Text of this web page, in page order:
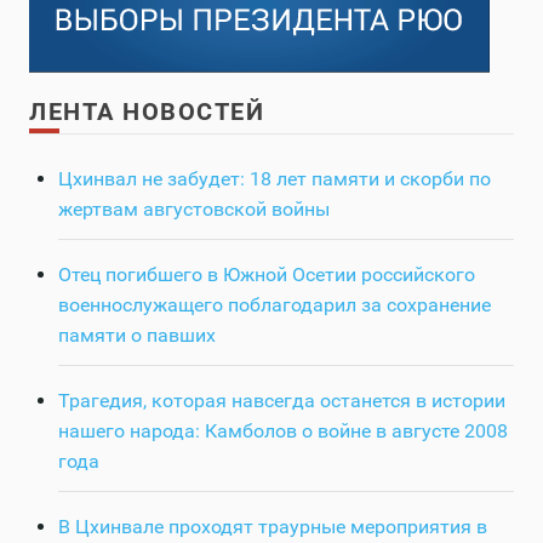
ЛЕНТА НОВОСТЕЙ
Цхинвал не забудет: 18 лет памяти и скорби по
жертвам августовской войны
Отец погибшего в Южной Осетии российского
военнослужащего поблагодарил за сохранение
памяти о павших
Трагедия, которая навсегда останется в истории
нашего народа: Камболов о войне в августе 2008
года
В Цхинвале проходят траурные мероприятия в